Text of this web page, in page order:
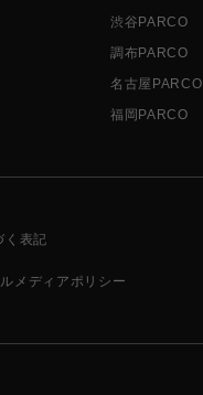
渋谷PARCO
調布PARCO
名古屋PARCO
福岡PARCO
く表記
メディアポリシー